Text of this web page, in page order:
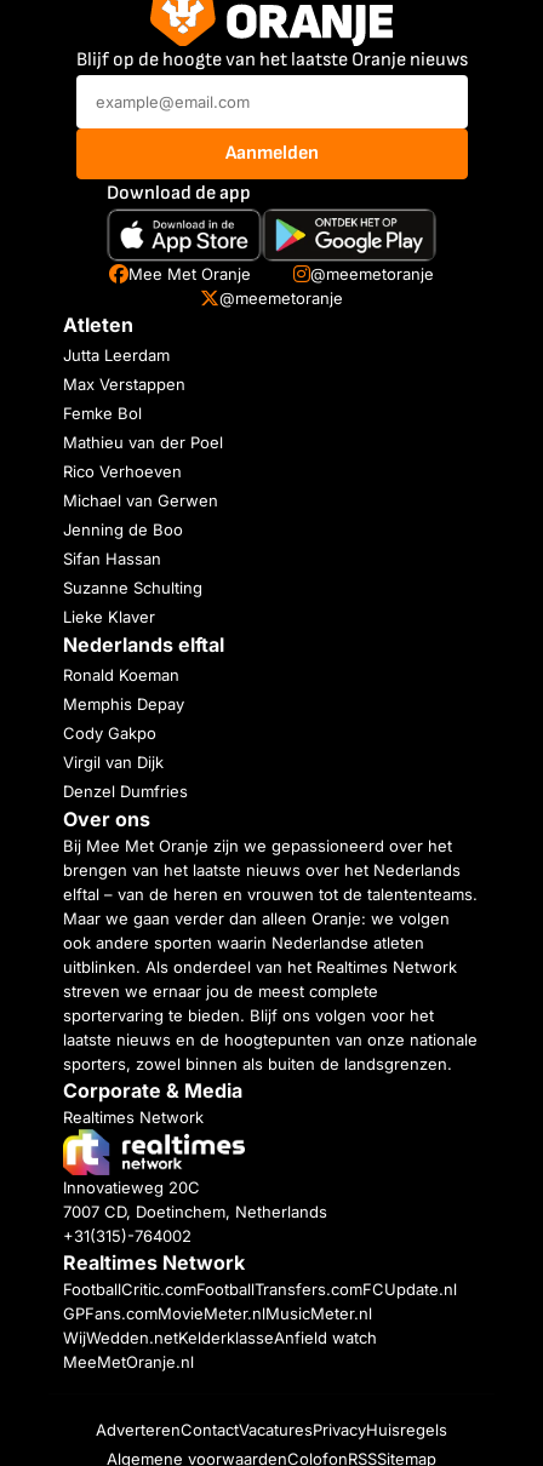
Blijf op de hoogte van het laatste Oranje nieuws
Aanmelden
Download de app
Mee Met Oranje
@meemetoranje
@meemetoranje
Atleten
Jutta Leerdam
Max Verstappen
Femke Bol
Mathieu van der Poel
Rico Verhoeven
Michael van Gerwen
Jenning de Boo
Sifan Hassan
Suzanne Schulting
Lieke Klaver
Nederlands elftal
Ronald Koeman
Memphis Depay
Cody Gakpo
Virgil van Dijk
Denzel Dumfries
Over ons
Bij Mee Met Oranje zijn we gepassioneerd over het
brengen van het laatste nieuws over het Nederlands
elftal – van de heren en vrouwen tot de talententeams.
Maar we gaan verder dan alleen Oranje: we volgen
ook andere sporten waarin Nederlandse atleten
uitblinken. Als onderdeel van het Realtimes Network
streven we ernaar jou de meest complete
sportervaring te bieden. Blijf ons volgen voor het
laatste nieuws en de hoogtepunten van onze nationale
sporters, zowel binnen als buiten de landsgrenzen.
Corporate & Media
Realtimes Network
Innovatieweg 20C
7007 CD, Doetinchem, Netherlands
+31(315)-764002
Realtimes Network
FootballCritic.comFootballTransfers.comFCUpdate.nl
GPFans.comMovieMeter.nlMusicMeter.nl
WijWedden.netKelderklasseAnfield watch
MeeMetOranje.nl
AdverterenContactVacaturesPrivacyHuisregels
Algemene voorwaardenColofonRSSSitemap